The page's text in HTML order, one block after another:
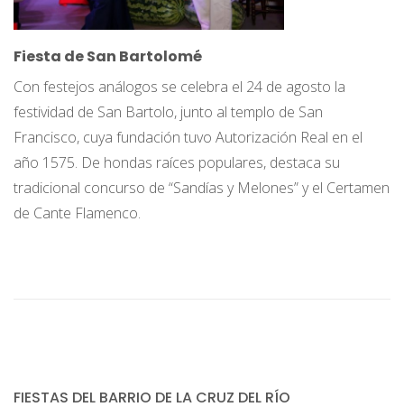
Fiesta de San Bartolomé
Con festejos análogos se celebra el 24 de agosto la
festividad de San Bartolo, junto al templo de San
Francisco, cuya fundación tuvo Autorización Real en el
año 1575. De hondas raíces populares, destaca su
tradicional concurso de “Sandías y Melones” y el Certamen
de Cante Flamenco.
FIESTAS DEL BARRIO DE LA CRUZ DEL RÍO